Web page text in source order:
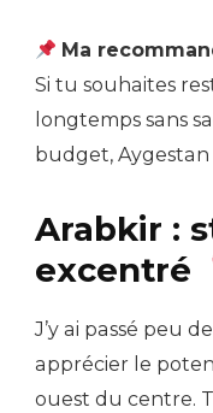
Ma
Si tu souhaites
longtemps sans
budget,
Arabkir :
excentré
J’y ai passé peu
apprécier le
ouest du centre.